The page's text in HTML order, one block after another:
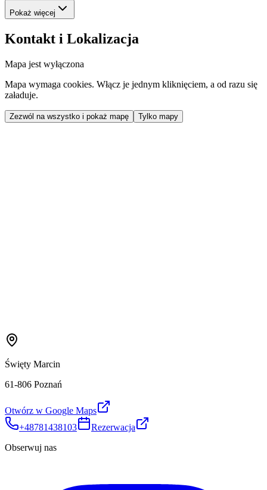
Pokaż więcej
Kontakt i Lokalizacja
Mapa jest wyłączona
Mapa wymaga cookies. Włącz je jednym kliknięciem, a od razu się
załaduje.
Zezwól na wszystko i pokaż mapę Tylko mapy
Święty Marcin
61-806 Poznań
Otwórz w Google Maps
+48781438103
Rezerwacja
Obserwuj nas